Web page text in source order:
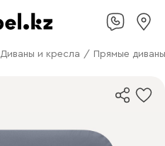
Диваны и кресла / Прямые диваны